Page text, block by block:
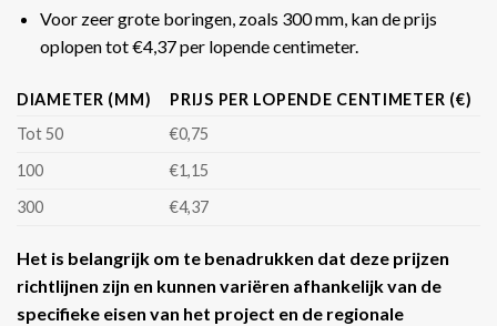
Voor zeer grote boringen, zoals 300 mm, kan de prijs
oplopen tot €4,37 per lopende centimeter​​.
DIAMETER (MM)
PRIJS PER LOPENDE CENTIMETER (€)
Tot 50
€0,75
100
€1,15
300
€4,37
Het is belangrijk om te benadrukken dat deze prijzen
richtlijnen zijn en kunnen variëren afhankelijk van de
specifieke eisen van het project en de regionale